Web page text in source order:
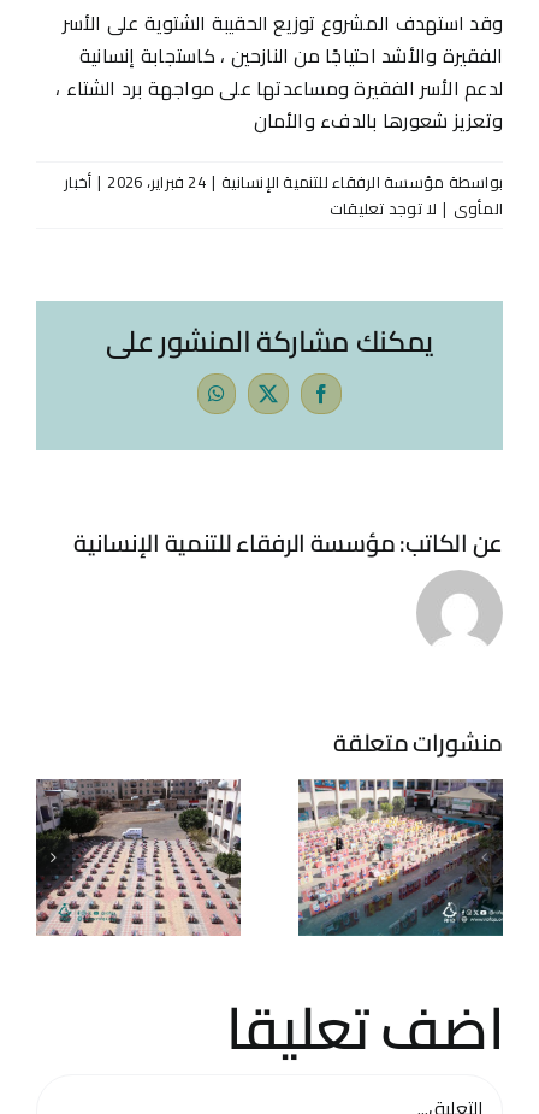
وقد استهدف المشروع توزيع الحقيبة الشتوية على الأسر
الفقيرة والأشد احتياجًا من النازحين ، كاستجابة إنسانية
لدعم الأسر الفقيرة ومساعدتها على مواجهة برد الشتاء ،
وتعزيز شعورها بالدفء والأمان
بواسطة مؤسسة الرفقاء للتنمية الإنسانية | 24 فبراير، 2026 | أخبار
المأوى | لا توجد تعليقات
يمكنك مشاركة المنشور على
Facebook
X
WhatsApp
عن الكاتب:مؤسسة الرفقاء للتنمية الإنسانية
منشورات متعلقة
لعام 2024 م
اليمنية صنعاء
2024
اضف تعليقا